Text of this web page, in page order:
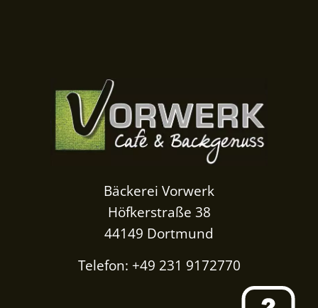
Bäckerei Vorwerk
Höfkerstraße 38
44149 Dortmund
Telefon: +49 231 9172770